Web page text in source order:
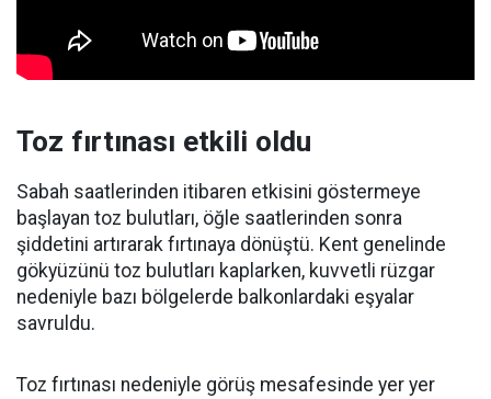
Toz fırtınası etkili oldu
Sabah saatlerinden itibaren etkisini göstermeye
başlayan toz bulutları, öğle saatlerinden sonra
şiddetini artırarak fırtınaya dönüştü. Kent genelinde
gökyüzünü toz bulutları kaplarken, kuvvetli rüzgar
nedeniyle bazı bölgelerde balkonlardaki eşyalar
savruldu.
Toz fırtınası nedeniyle görüş mesafesinde yer yer